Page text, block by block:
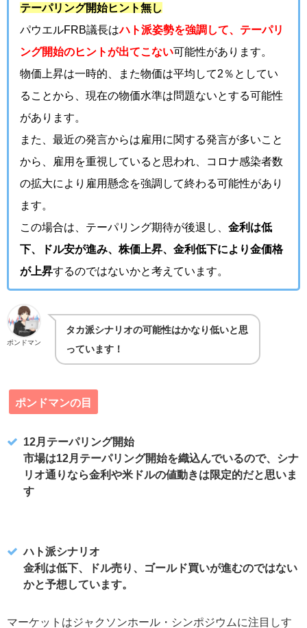
テーパリング開始ヒント無し
パウエルFRB議長はハト派姿勢を強調して、テーパリ
ング開始のヒントが出てこない可能性があります。
物価上昇は一時的、また物価は平均して2％としてい
ることから、現在の物価水準は問題ないとする可能性
があります。
また、最近の発言からは雇用に関する発言が多いこと
から、雇用を重視していると思われ、コロナ感染者数
の拡大により雇用懸念を強調して終わる可能性があり
ます。
この場合は、テーパリング期待が後退し、 金利は低
下、ドル安が進み、株価上昇、金利低下により金価格
が上昇するのではないかと考えています。
ポンドマン
タカ派シナリオの可能性はかなり低いと思
っています！
ポンドマンの目
12月テーパリング開始
市場は12月テーパリング開始を織込んでいるので、シナ
リオ通りなら金利や米ドルの値動きは限定的だと思いま
す
ハト派シナリオ
金利は低下、ドル売り、ゴールド買いが進むのではない
かと予想しています。
マーケットはジャクソンホール・シンポジウムに注目しす